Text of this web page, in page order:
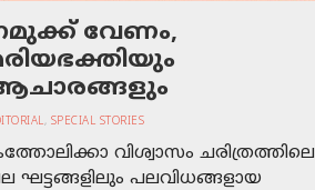
വേണം,
, SPECIAL STORIES
വിശ്വാസം ചരിത്രത്തിലെ
ഘട്ടങ്ങളിലും പലവിധങ്ങളായ